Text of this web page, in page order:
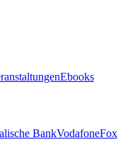
Ebooks
BankVodafoneFox